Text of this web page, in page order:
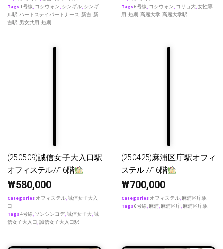
Tags1号線, コシウォン, シンギル, シンギ
ル駅,ハートステイパートナース,新吉,新
吉駅, 男女共用,短期
Tags6号線, コシウォン, コリョ大,女性専
用,短期,高麗大学,高麗大学駅
(25.05.09)誠信女子大入口駅
オフィステル7/16階
₩580,000
Categories オフィステル 誠信女子大入
口
Tags4号線 ソンシンヨデ 誠信女子大 誠
信女子大入口 誠信女子大入口駅
(25.04.25)麻浦区庁駅オフィ
ステル 7/16階
₩700,000
Categories オフィステル 麻浦区庁駅
Tags6号線 麻浦 麻浦区庁 麻浦区庁駅